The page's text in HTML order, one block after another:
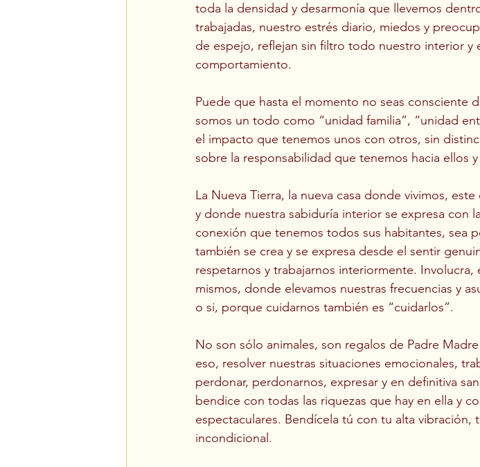
toda la densidad y desarmonía que llevemos
trabajadas, nuestro estrés diario, miedos y
de espejo, reflejan sin filtro todo nuestro interior y
comportamiento.
Puede que hasta el momento no seas consciente
somos un todo como “unidad familia”, “unidad
el impacto que tenemos unos con otros, sin
sobre la responsabilidad que tenemos hacia ellos
La Nueva Tierra, la nueva casa donde vivimos,
y donde nuestra sabiduría interior se expresa con
conexión que tenemos todos sus habitantes, sea
también se crea y se expresa desde el sentir
respetarnos y trabajarnos interiormente.
mismos, donde elevamos nuestras frecuencias y
o si, porque cuidarnos también es “cuidarlos”.
No son sólo animales, son regalos de Padre
eso, resolver nuestras situaciones emocionales,
perdonar, perdonarnos, expresar y en definitiva
bendice con todas las riquezas que hay en ella y
espectaculares. Bendícela tú con tu alta vibración,
incondicional.